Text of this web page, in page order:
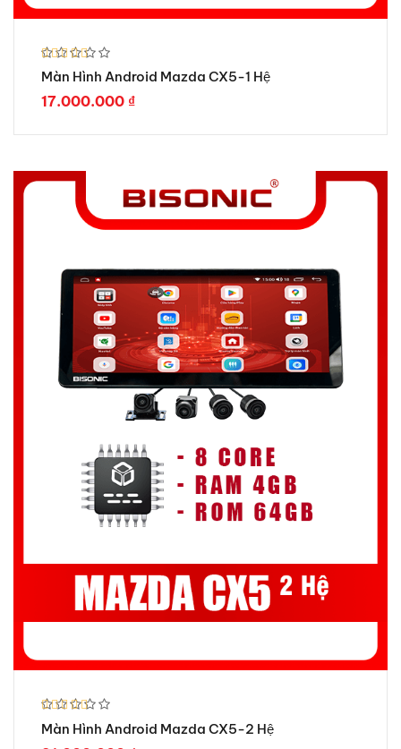
Được xếp
hạng5.00
5 sao
Màn Hình Android Mazda CX5-1 Hệ
17.000.000 ₫
Được xếp
hạng5.00
Màn Hình Android Mazda CX5-2 Hệ